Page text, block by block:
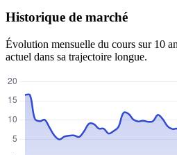
Historique de marché
Évolution mensuelle du cours sur 10
actuel dans sa trajectoire longue.